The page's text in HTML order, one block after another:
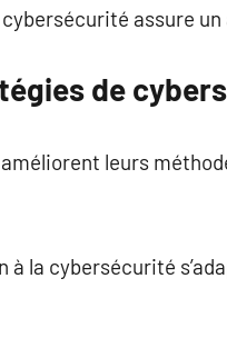
assure
de
leurs
la cybersécurité